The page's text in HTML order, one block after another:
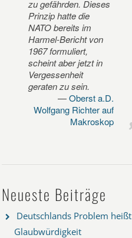
zu gefährden. Dieses
Prinzip hatte die
NATO bereits im
Harmel-Bericht von
1967 formuliert,
scheint aber jetzt in
Vergessenheit
geraten zu sein.
Oberst a.D.
Wolfgang Richter auf
Makroskop
Neueste Beiträge
Deutschlands Problem heißt
Glaubwürdigkeit